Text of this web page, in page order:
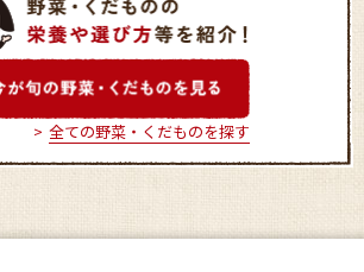
サンパティオおの
全ての野菜・くだものを探す